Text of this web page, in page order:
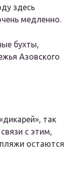
здесь
медленно.
бухты,
Азовского
так
с этим,
пляжи остаются